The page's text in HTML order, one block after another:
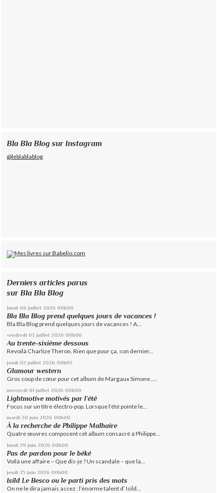
Bla Bla Blog sur Instagram
@leblablablog
Derniers articles parus
sur Bla Bla Blog
lundi 06 juillet 2026 00h00
Bla Bla Blog prend quelques jours de vacances !
Bla Bla Blog prend quelques jours de vacances ! A...
vendredi 03 juillet 2026 00h00
Au trente-sixième dessous
Revoilà Charlize Theron. Rien que pour ça, son dernier...
jeudi 02 juillet 2026 00h03
Glamour western
Gros coup de cœur pour cet album de Margaux Simone ,...
mercredi 01 juillet 2026 00h00
Lightmotive motivés par l’été
Focus sur un titre électro-pop. Lorsque l’été pointe le...
mardi 30 juin 2026 00h00
À la recherche de Philippe Malhaire
Quatre œuvres composent cet album consacré à Philippe...
lundi 29 juin 2026 00h00
Pas de pardon pour le béké
Voilà une affaire – Que dis-je ? Un scandale – que la...
jeudi 25 juin 2026 00h00
Isild Le Besco ou le parti pris des mots
On ne le dira jamais assez : l’énorme talent d’ Isild...